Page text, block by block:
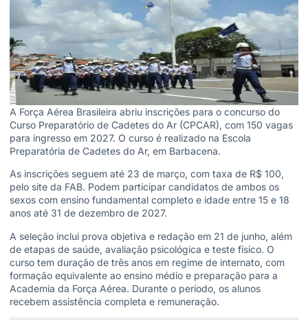
A Força Aérea Brasileira abriu inscrições para o concurso do
Curso Preparatório de Cadetes do Ar (CPCAR), com 150 vagas
para ingresso em 2027. O curso é realizado na Escola
Preparatória de Cadetes do Ar, em Barbacena.
As inscrições seguem até 23 de março, com taxa de R$ 100,
pelo site da FAB. Podem participar candidatos de ambos os
sexos com ensino fundamental completo e idade entre 15 e 18
anos até 31 de dezembro de 2027.
A seleção inclui prova objetiva e redação em 21 de junho, além
de etapas de saúde, avaliação psicológica e teste físico. O
curso tem duração de três anos em regime de internato, com
formação equivalente ao ensino médio e preparação para a
Academia da Força Aérea. Durante o período, os alunos
recebem assistência completa e remuneração.